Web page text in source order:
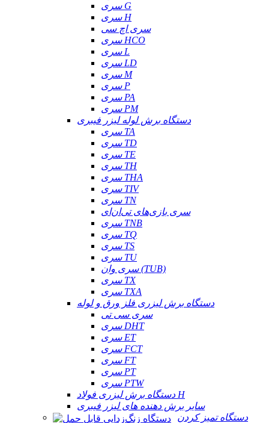
سری G
سری H
سری اچ سی
سری HCO
سری L
سری LD
سری M
سری P
سری PA
سری PM
دستگاه برش لوله لیزر فیبری
سری TA
سری TD
سری TE
سری TH
سری THA
سری TIV
سری TN
سری بازی‌های تی‌ان‌ای
سری TNB
سری TQ
سری TS
سری TU
سری وان (TUB)
سری TX
سری TXA
دستگاه برش لیزری فلز ورق و لوله
سری سی تی
سری DHT
سری ET
سری FCT
سری FT
سری PT
سری PTW
دستگاه برش لیزری فولاد H
سایر برش دهنده های لیزر فیبری
دستگاه تمیز کردن